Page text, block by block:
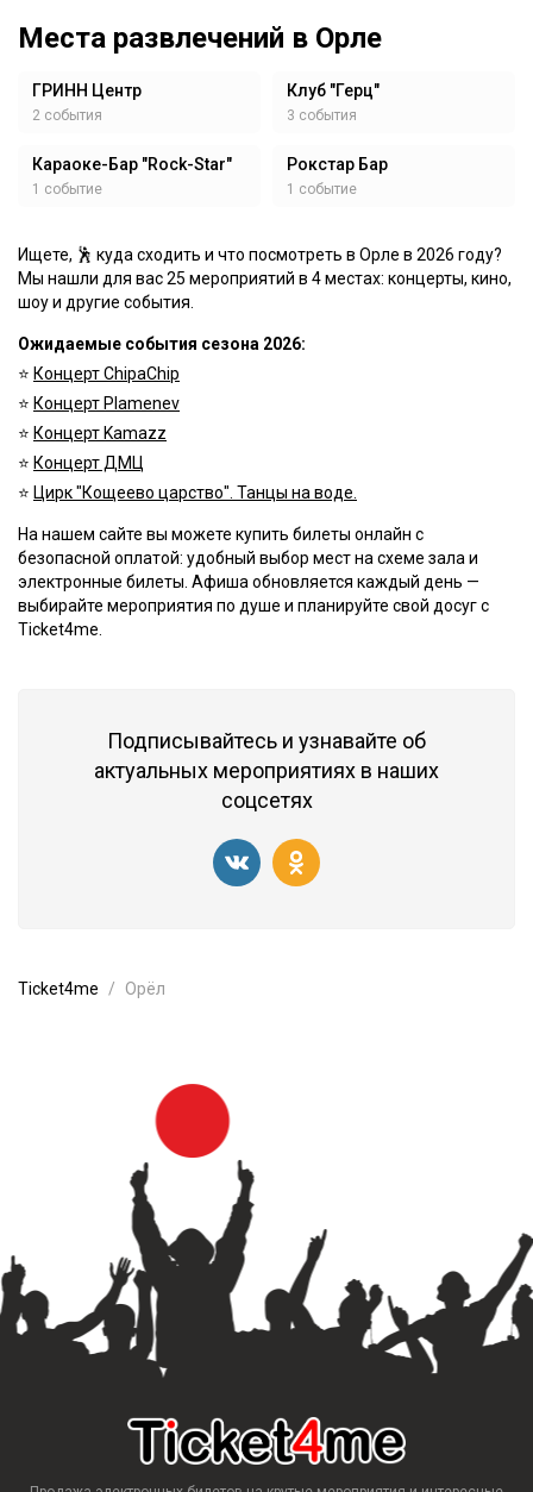
Места развлечений в Орле
ГРИНН Центр
2 события
Клуб "Герц"
3 события
Караоке-Бар "Rock-Star"
1 событие
Рокстар Бар
1 событие
Ищете, 🕺 куда сходить и что посмотреть в Орле в 2026 году?
Мы нашли для вас 25 мероприятий в 4 местах: концерты, кино,
шоу и другие события.
Ожидаемые события сезона 2026:
⭐️ Концерт ChipaChip
⭐️ Концерт Plamenev
⭐️ Концерт Kamazz
⭐️ Концерт ДМЦ
⭐️ Цирк "Кощеево царство". Танцы на воде.
На нашем сайте вы можете купить билеты онлайн с
безопасной оплатой: удобный выбор мест на схеме зала и
электронные билеты. Афиша обновляется каждый день —
выбирайте мероприятия по душе и планируйте свой досуг с
Ticket4me.
Подписывайтесь и узнавайте об
актуальных мероприятиях в наших
соцсетях
Ticket4me Орёл